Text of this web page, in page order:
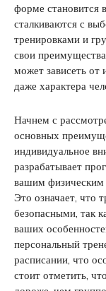
форме становится
сталкиваются с
тренировками и
свои
может зависеть от
даже характера
Начнем с
основных
индивидуальное
разрабатывает
вашим физическим
Это означает, что
безопасными, так
ваших
персональный
расписании, что
стоит отметить,